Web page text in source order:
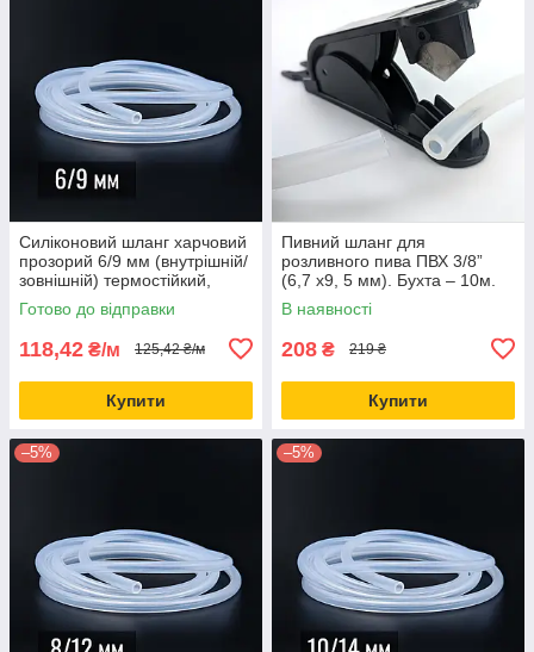
Силіконовий шланг харчовий
прозорий 6/9 мм (внутрішній/
зовнішній) термостійкий,
гнучка силіконова трубка
Готово до відправки
118,42 ₴/м 125,42 ₴/м
Купити
Пивний шланг для
розливного пива ПВХ 3/8”
(6,7 х9, 5 мм). Бухта – 10м.
В наявності
208 ₴ 219 ₴
Купити
–5% –5%